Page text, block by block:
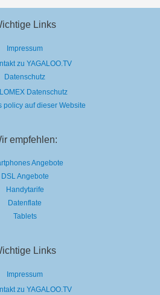
Links
Impressum
zu YAGALOO.TV
Datenschutz
Datenschutz
policy auf dieser Website
empfehlen:
Angebote
DSL Angebote
Handytarife
Datenflate
Tablets
Links
Impressum
zu YAGALOO.TV